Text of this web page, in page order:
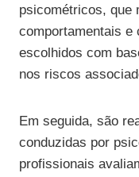
psicométricos, que
comportamentais
escolhidos com
nos riscos
Em seguida, são
conduzidas por
profissionais